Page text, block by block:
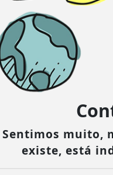
Sentimos muito,
existe, está